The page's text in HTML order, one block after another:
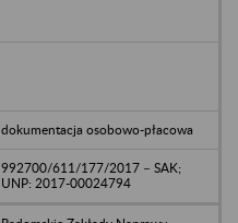
dokumentacja osobowo-płacowa
992700/611/177/2017 – SAK;
UNP: 2017-00024794